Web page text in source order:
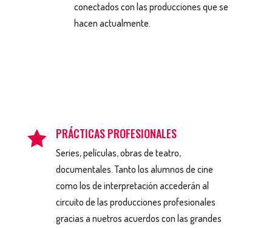
conectados con las producciones que se
hacen actualmente.
 PRÁCTICAS PROFESIONALES
Series, películas, obras de teatro,
documentales. Tanto los alumnos de cine
como los de interpretación accederán al
circuito de las producciones profesionales
gracias a nuetros acuerdos con las grandes